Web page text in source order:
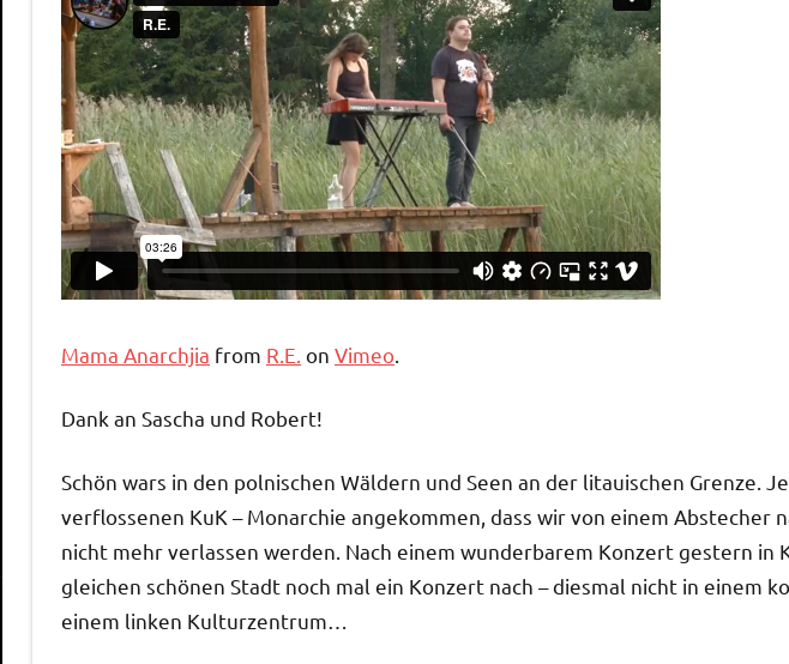
Mama Anarchjia from R.E. on Vimeo
Dank an Sascha und Robert!
Schön wars in den polnischen Wäldern und Seen an der litauischen Grenze.
verflossenen KuK – Monarchie angekommen, dass wir von einem Abstecher
nicht mehr verlassen werden. Nach einem wunderbarem Konzert gestern in
gleichen schönen Stadt noch mal ein Konzert nach – diesmal nicht in einem
einem linken Kulturzentrum…